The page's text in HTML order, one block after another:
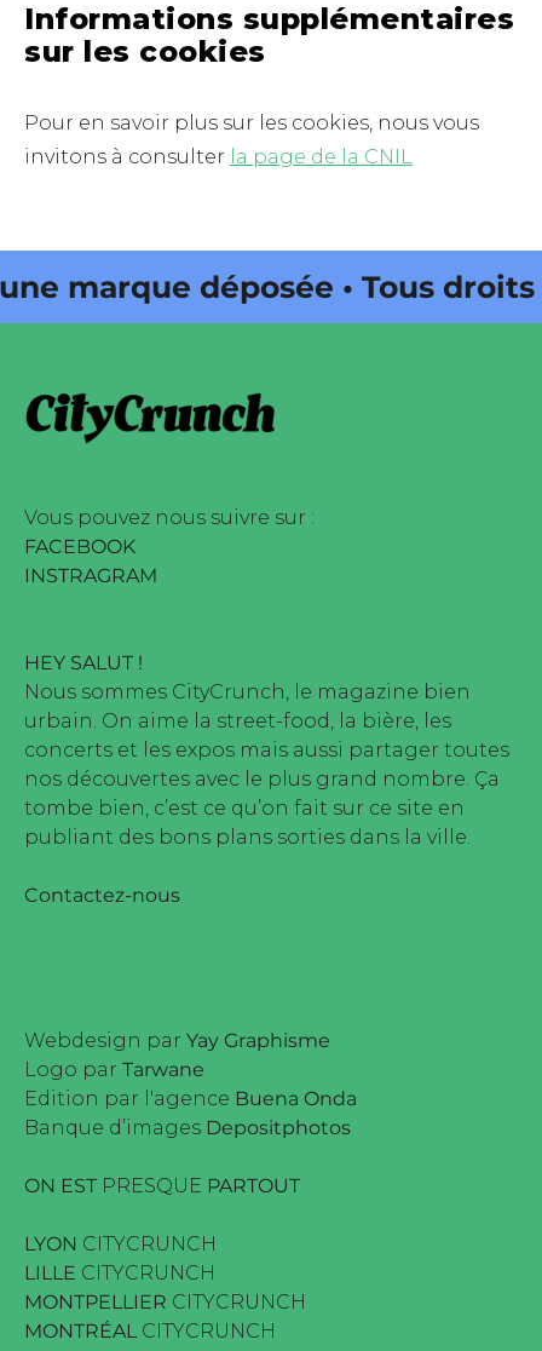
Informations supplémentaires
sur les cookies
Pour en savoir plus sur les cookies, nous vous
invitons à consulter la page de la CNIL
marque déposée • Tous droits
marque déposée • Tous droits
édité par Buena Onda Web •
Vous pouvez nous suivre sur :
FACEBOOK
INSTRAGRAM
HEY SALUT !
Nous sommes CityCrunch, le magazine bien
urbain. On aime la street-food, la bière, les
concerts et les expos mais aussi partager toutes
nos découvertes avec le plus grand nombre. Ça
tombe bien, c’est ce qu’on fait sur ce site en
publiant des bons plans sorties dans la ville.
Contactez-nous
Webdesign par Yay Graphisme
Logo par Tarwane
Edition par l'agence Buena Onda
Banque d’images Depositphotos
ON EST PRESQUE PARTOUT
LYON CITYCRUNCH
LILLE CITYCRUNCH
MONTPELLIER CITYCRUNCH
MONTRÉALCITYCRUNCH